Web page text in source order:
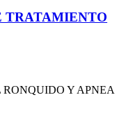
TRATAMIENTO
Y APNEA